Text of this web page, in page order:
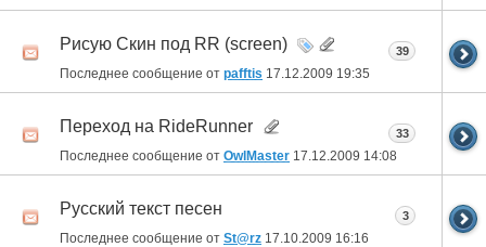
Рисую Скин под RR (screen)
Последнее сообщение от pafftis 17.12.2009 19:35
39
Переход на RideRunner
Последнее сообщение от OwlMaster 17.12.2009 14:08
33
Русский текст песен
Последнее сообщение от St@rz 17.10.2009 16:16
3